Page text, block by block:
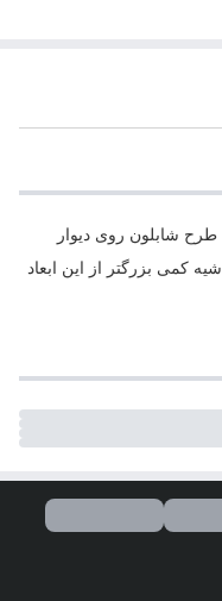
طرح شابلون روی دیوار
کمی بزرگتر از این ابعاد